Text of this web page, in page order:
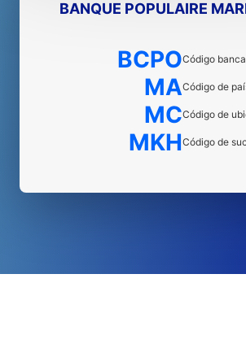
BANQUE POPULAIRE
BCPOCódigo
MACódigo de
MCCódigo de
MKHCódigo de